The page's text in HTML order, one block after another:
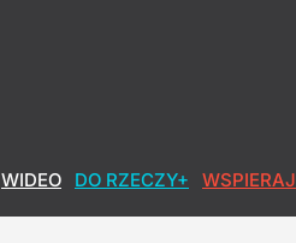
WIDEO DO RZECZY+ WSPIERAJ